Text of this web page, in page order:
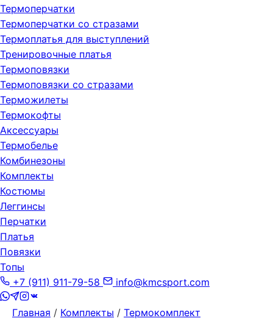
Термоперчатки
Термоперчатки со стразами
Термоплатья для выступлений
Тренировочные платья
Термоповязки
Термоповязки со стразами
Терможилеты
Термокофты
Аксессуары
Термобелье
Комбинезоны
Комплекты
Костюмы
Леггинсы
Перчатки
Платья
Повязки
Топы
+7 (911) 911-79-58
info@kmcsport.com
Главная / Комплекты / Термокомплект